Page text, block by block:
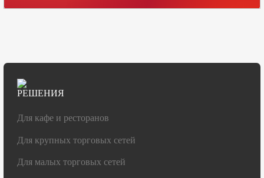
РЕШЕНИЯ
Для кафе и ресторанов
Для крупных торговых сетей
Для малых торговых сетей